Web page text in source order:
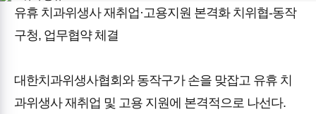
유휴 치과위생사 재취업·고용지원 본격화 치위협-동작
구청, 업무협약 체결
대한치과위생사협회와 동작구가 손을 맞잡고 유휴 치
과위생사 재취업 및 고용 지원에 본격적으로 나선다.